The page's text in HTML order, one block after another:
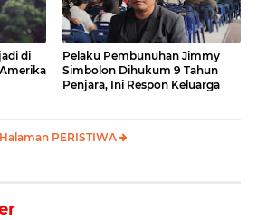
di
Pelaku Pembunuhan Jimmy
Simbolon Dihukum 9 Tahun
Penjara, Ini Respon Keluarga
PERISTIWA